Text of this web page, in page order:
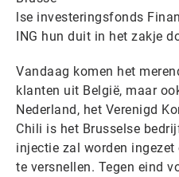
lse investeringsfonds
ING hun duit in het zakje
Vandaag komen het
klanten uit België, maar
Nederland, het Verenigd
Chili is het Brusselse
injectie zal worden
te versnellen. Tegen eind